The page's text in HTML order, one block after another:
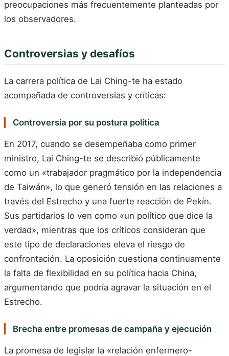
preocupaciones más frecuentemente planteadas por
los observadores.
Controversias y desafíos
La carrera política de Lai Ching-te ha estado
acompañada de controversias y críticas:
Controversia por su postura política
En 2017, cuando se desempeñaba como primer
ministro, Lai Ching-te se describió públicamente
como un «trabajador pragmático por la independencia
de Taiwán», lo que generó tensión en las relaciones a
través del Estrecho y una fuerte reacción de Pekín.
Sus partidarios lo ven como «un político que dice la
verdad», mientras que los críticos consideran que
este tipo de declaraciones eleva el riesgo de
confrontación. La oposición cuestiona continuamente
la falta de flexibilidad en su política hacia China,
argumentando que podría agravar la situación en el
Estrecho.
Brecha entre promesas de campaña y ejecución
La promesa de legislar la «relación enfermero-